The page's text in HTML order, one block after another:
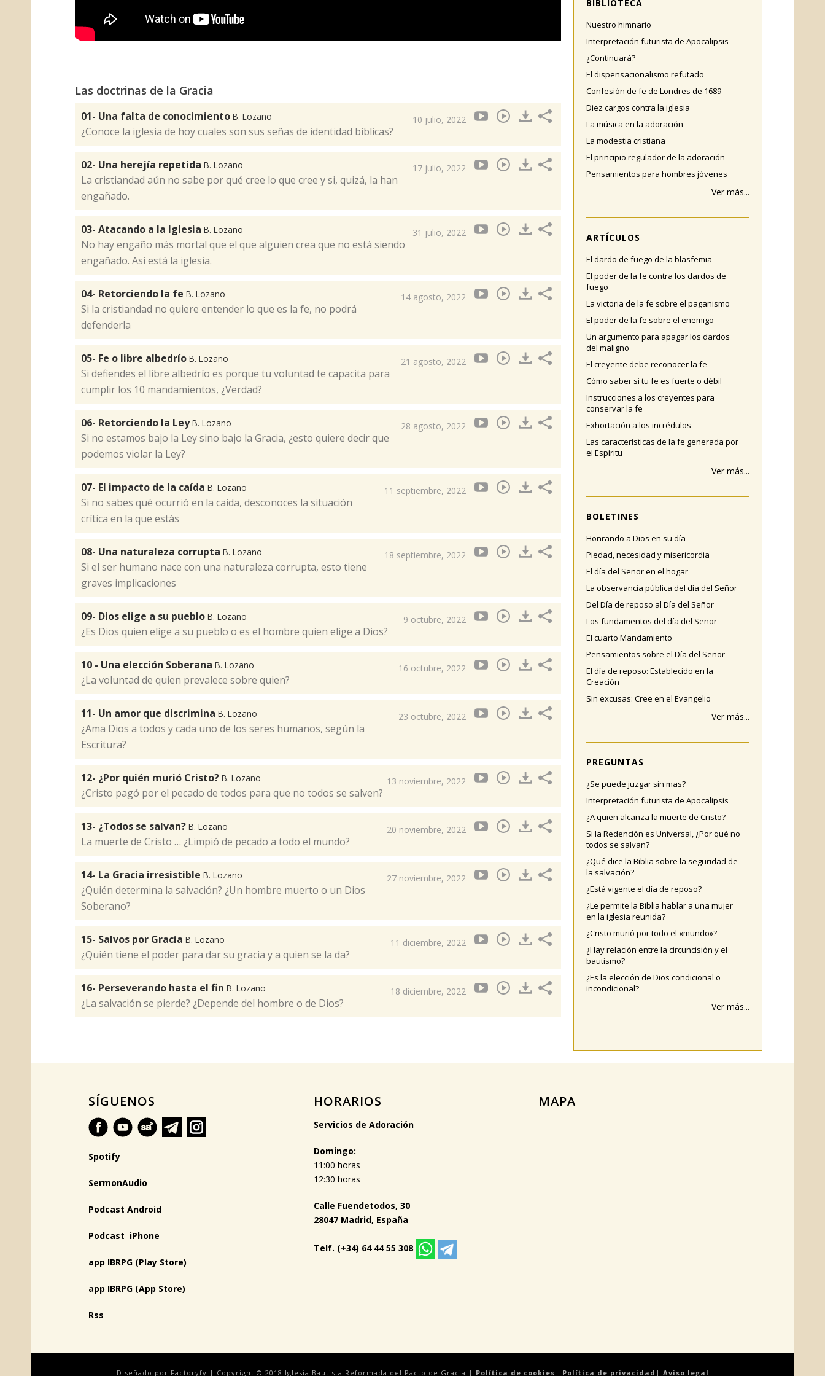
Las doctrinas de la Gracia
01- Una falta de conocimiento B. Lozano 10 julio, 2022
¿Conoce la iglesia de hoy cuales son sus señas de identidad bíblicas?
02- Una herejía repetida B. Lozano 17 julio, 2022
La cristiandad aún no sabe por qué cree lo que cree y si, quizá, la han
engañado.
03- Atacando a la Iglesia B. Lozano 31 julio, 2022
No hay engaño más mortal que el que alguien crea que no está siendo
engañado. Así está la iglesia.
04- Retorciendo la fe B. Lozano 14 agosto, 2022
Si la cristiandad no quiere entender lo que es la fe, no podrá
defenderla
05- Fe o libre albedrío B. Lozano 21 agosto, 2022
Si defiendes el libre albedrío es porque tu voluntad te capacita para
cumplir los 10 mandamientos, ¿Verdad?
06- Retorciendo la LeyB. Lozano 28 agosto, 2022
Si no estamos bajo la Ley sino bajo la Gracia, ¿esto quiere decir que
podemos violar la Ley?
07- El impacto de la caída B. Lozano 11 septiembre, 2022
Si no sabes qué ocurrió en la caída, desconoces la situación
crítica en la que estás
08- Una naturaleza corrupta B. Lozano 18 septiembre, 2022
Si el ser humano nace con una naturaleza corrupta, esto tiene
graves implicaciones
09- Dios elige a su pueblo B. Lozano 9 octubre, 2022
¿Es Dios quien elige a su pueblo o es el hombre quien elige a Dios?
10 - Una elección Soberana B. Lozano 16 octubre, 2022
¿La voluntad de quien prevalece sobre quien?
11- Un amor que discrimina B. Lozano 23 octubre, 2022
¿Ama Dios a todos y cada uno de los seres humanos, según la
Escritura?
12- ¿Por quién murió Cristo? B. Lozano 13 noviembre, 2022
¿Cristo pagó por el pecado de todos para que no todos se salven?
13- ¿Todos se salvan? B. Lozano 20 noviembre, 2022
La muerte de Cristo … ¿Limpió de pecado a todo el mundo?
14- La Gracia irresistible B. Lozano 27 noviembre, 2022
¿Quién determina la salvación? ¿Un hombre muerto o un Dios
Soberano?
15- Salvos por Gracia B. Lozano 11 diciembre, 2022
¿Quién tiene el poder para dar su gracia y a quien se la da?
16- Perseverando hasta el fin B. Lozano 18 diciembre, 2022
¿La salvación se pierde? ¿Depende del hombre o de Dios?
BIBLIOTECA
Nuestro himnario
Interpretación futurista de Apocalipsis
¿Continuará?
El dispensacionalismo refutado
Confesión de fe de Londres de 1689
Diez cargos contra la iglesia
La música en la adoración
La modestia cristiana
El principio regulador de la adoración
Pensamientos para hombres jóvenes
Ver más...
ARTÍCULOS
El dardo de fuego de la blasfemia
El poder de la fe contra los dardos de
fuego
La victoria de la fe sobre el paganismo
El poder de la fe sobre el enemigo
Un argumento para apagar los dardos
del maligno
El creyente debe reconocer la fe
Cómo saber si tu fe es fuerte o débil
Instrucciones a los creyentes para
conservar la fe
Exhortación a los incrédulos
Las características de la fe generada por
el Espíritu
Ver más...
BOLETINES
Honrando a Dios en su día
Piedad, necesidad y misericordia
El día del Señor en el hogar
La observancia pública del día del Señor
Del Día de reposo al Día del Señor
Los fundamentos del día del Señor
El cuarto Mandamiento
Pensamientos sobre el Día del Señor
El día de reposo: Establecido en la
Creación
Sin excusas: Cree en el Evangelio
Ver más...
PREGUNTAS
¿Se puede juzgar sin mas?
Interpretación futurista de Apocalipsis
¿A quien alcanza la muerte de Cristo?
Si la Redención es Universal, ¿Por qué no
todos se salvan?
¿Qué dice la Biblia sobre la seguridad de
la salvación?
¿Está vigente el día de reposo?
¿Le permite la Biblia hablar a una mujer
en la iglesia reunida?
¿Cristo murió por todo el «mundo»?
¿Hay relación entre la circuncisión y el
bautismo?
¿Es la elección de Dios condicional o
incondicional?
Ver más...
SÍGUENOS
Spotify
SermonAudio
Podcast Android
Podcast iPhone
app IBRPG (Play Store)
app IBRPG (App Store)
Rss
HORARIOS
Servicios de Adoración
Domingo:
11:00 horas
12:30 horas
Calle Fuendetodos, 30
28047 Madrid, España
Telf. (+34) 64 44 55 308
MAPA
Diseñado por Factoryfy | Copyright © 2018 Iglesia Bautista Reformada del Pacto de Gracia | Política de cookies | Política de privacidad | Aviso legal